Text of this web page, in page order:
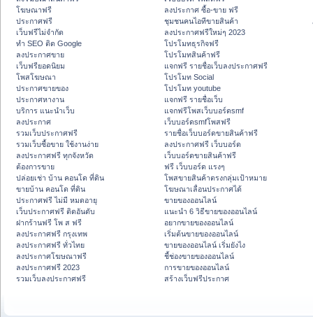
โฆษณาฟรี
ประกาศฟรี
เว็บฟรีไม่จำกัด
ทำ SEO ติด Google
ลงประกาศขาย
เว็บฟรียอดนิยม
โพสโฆษณา
ประกาศขายของ
ประกาศหางาน
บริการ แนะนำเว็บ
ลงประกาศ
รวมเว็บประกาศฟรี
รวมเว็บซื้อขาย ใช้งานง่าย
ลงประกาศฟรี ทุกจังหวัด
ต้องการขาย
ปล่อยเช่า บ้าน คอนโด ที่ดิน
ขายบ้าน คอนโด ที่ดิน
ประกาศฟรี ไม่มี หมดอายุ
เว็บประกาศฟรี ติดอันดับ
ฝากร้านฟรี โพ ส ฟรี
ลงประกาศฟรี กรุงเทพ
ลงประกาศฟรี ทั่วไทย
ลงประกาศโฆษณาฟรี
ลงประกาศฟรี 2023
รวมเว็บลงประกาศฟรี
ลงประกาศ ซื้อ-ขาย ฟรี
ชุมชนคนไอทีขายสินค้า
ลงประกาศฟรีใหม่ๆ 2023
โปรโมทธุรกิจฟรี
โปรโมทสินค้าฟรี
แจกฟรี รายชื่อเว็บลงประกาศฟรี
โปรโมท Social
โปรโมท youtube
แจกฟรี รายชื่อเว็บ
แจกฟรีโพสเว็บบอร์ดsmf
เว็บบอร์ดsmfโพสฟรี
รายชื่อเว็บบอร์ดขายสินค้าฟรี
ลงประกาศฟรี เว็บบอร์ด
เว็บบอร์ดขายสินค้าฟรี
ฟรี เว็บบอร์ด แรงๆ
โพสขายสินค้าตรงกลุ่มเป้าหมาย
โฆษณาเลื่อนประกาศได้
ขายของออนไลน์
แนะนำ 6 วิธีขายของออนไลน์
อยากขายของออนไลน์
เริ่มต้นขายของออนไลน์
ขายของออนไลน์ เริ่มยังไง
ชี้ช่องขายของออนไลน์
การขายของออนไลน์
สร้างเว็บฟรีประกาศ